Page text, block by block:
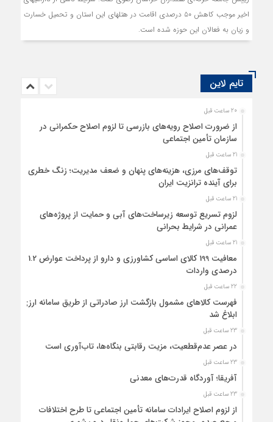
اخیر موجب کاهش ۵۰ درصدی اقامت در هتلهای این استان و تحمیل خسارت
و زیان به فعالان این حوزه شده است.
تایم لاین
20 ساعت قبل
از ضرورت اصلاح رویه‌های بازرسی تا لزوم اصلاح حکمرانی در
سازمان تأمین اجتماعی
21 ساعت قبل
توقف‌های مرزی، هزینه‌های پنهان و ضعف مدیریت؛ زنگ خطری
برای آینده ترانزیت ایران
21 ساعت قبل
لزوم تسریع توسعه زیرساخت‌های آبی و حمایت از پروژه‌های
عمرانی در شرایط بحرانی
21 ساعت قبل
معافیت 199 کالای اساسی کشاورزی و دارو از پرداخت عوارض 1.2
درصدی واردات
22 ساعت قبل
فهرست کالاهای مشمول بازگشت ارز صادراتی از طریق سامانه ارزی
ابلاغ شد
23 ساعت قبل
در عصر عدم‌قطعیت، مزیت رقابتی بنگاه‌ها، تاب‌آوری است
23 ساعت قبل
آفریقا؛ آوردگاه قدرت‌های معدنی
23 ساعت قبل
از لزوم اصلاح ایرادات سامانه تأمین اجتماعی تا طرح اختلافات